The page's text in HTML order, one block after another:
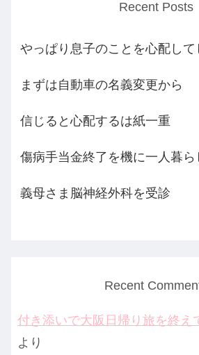
Recent Posts
やっぱり息子のことを心配して
まずは自動車の名義変更から
信じると心配するは紙一重
傷病手当金終了を機に一人暮ら
義母さま脳神経外科を受診
Recent
付き添いで大阪日帰り旅を終え
より